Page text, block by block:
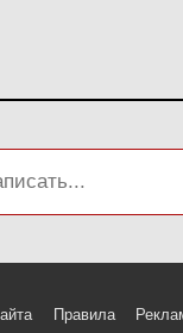
Правила